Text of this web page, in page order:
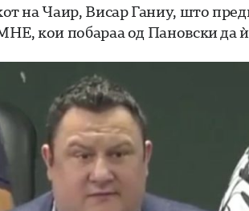
на Чаир, Висар Ганиу, што
кои побараа од Пановски да ѝ